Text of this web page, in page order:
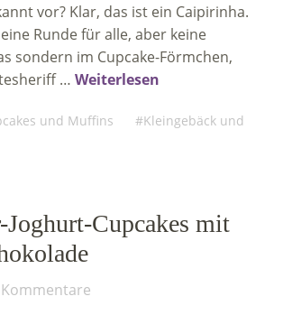
vor? Klar, das ist ein Caipirinha.
Runde für alle, aber keine
sondern im Cupcake-Förmchen,
… Weiterlesen
und Muffins
Kleingebäck und
Joghurt-Cupcakes mit